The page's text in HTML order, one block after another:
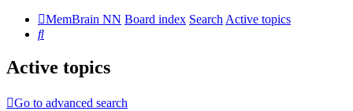
MemBrain NN Board index SearchActive topics
Search
Active topics
Go to advanced search